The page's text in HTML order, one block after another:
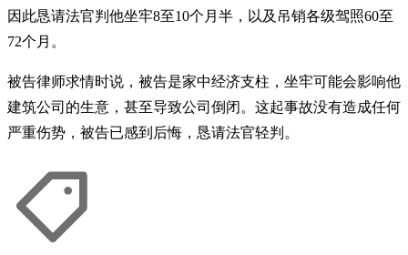
因此恳请法官判他坐牢8至10个月半，以及吊销各级驾照60至
72个月。
被告律师求情时说，被告是家中经济支柱，坐牢可能会影响他
建筑公司的生意，甚至导致公司倒闭。这起事故没有造成任何
严重伤势，被告已感到后悔，恳请法官轻判。